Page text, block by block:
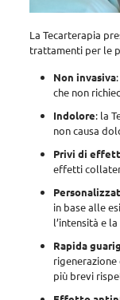
La Tecarterapia
trattamenti per le
Non invasiva
che non
Indolore: la
non causa
Privi di
effetti
in base alle
l’intensità e
Rapida
più brevi